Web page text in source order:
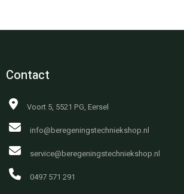
Contact
Voort 5, 5521 PG, Eersel
info@beregeningstechniekshop.nl
service@beregeningstechniekshop.nl
0497 571 291